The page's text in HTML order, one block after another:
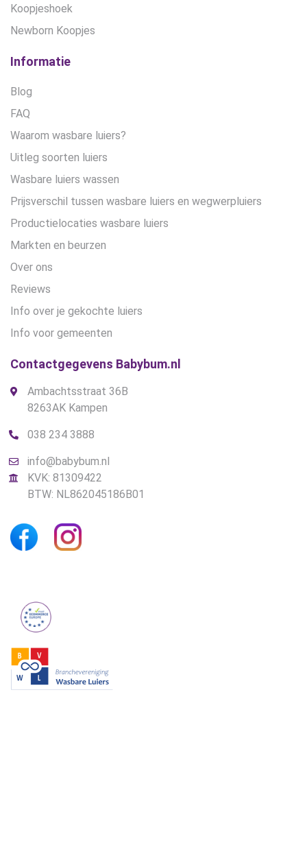
Koopjeshoek
Newborn Koopjes
Informatie
Blog
FAQ
Waarom wasbare luiers?
Uitleg soorten luiers
Wasbare luiers wassen
Prijsverschil tussen wasbare luiers en wegwerpluiers
Productielocaties wasbare luiers
Markten en beurzen
Over ons
Reviews
Info over je gekochte luiers
Info voor gemeenten
Contactgegevens Babybum.nl
Ambachtsstraat 36B
8263AK Kampen
038 234 3888
info@babybum.nl
KVK: 81309422
BTW: NL862045186B01